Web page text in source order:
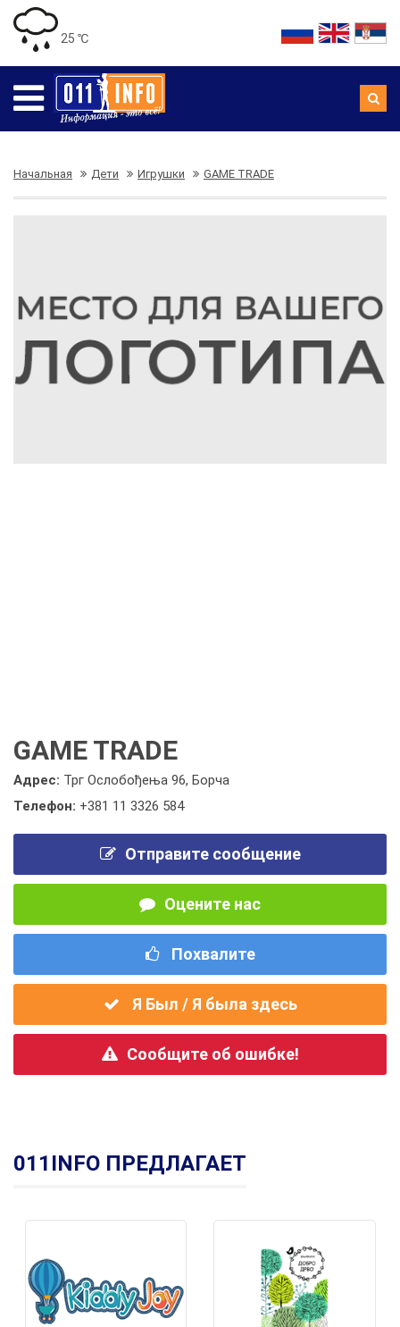
25 ℃
Начальная Дети Игрушки GAME TRADE
GAME TRADE
Адрес: Трг Ослобођења 96, Борча
Телефон: +381 11 3326 584
Отправите сообщение
Оцените нас
Похвалите
Я Был / Я была здесь
Сообщите об ошибке!
011INFO ПРЕДЛАГАЕТ